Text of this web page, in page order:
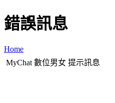
錯誤訊息
Home
MyChat 數位男女 提示訊息